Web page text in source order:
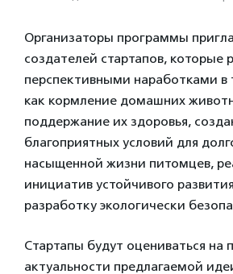
Организаторы программы
создателей стартапов, которые
перспективными наработками в
как кормление домашних
поддержание их здоровья,
благоприятных условий для
насыщенной жизни питомцев,
инициатив устойчивого
разработку экологически
Стартапы будут оцениваться на
актуальности предлагаемой